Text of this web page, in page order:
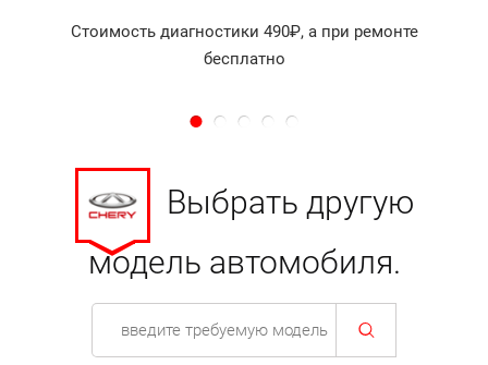
Стоимость диагностики 490₽, а при ремонте
бесплатно
Выбрать другую
модель автомобиля.